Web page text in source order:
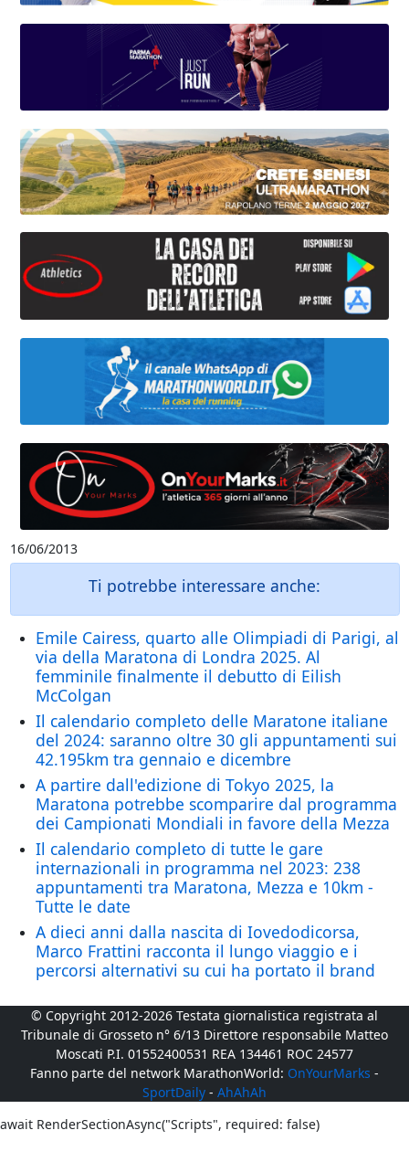
16/06/2013
Ti potrebbe interessare anche:
Emile Cairess, quarto alle Olimpiadi di Parigi, al
via della Maratona di Londra 2025. Al
femminile finalmente il debutto di Eilish
McColgan
Il calendario completo delle Maratone italiane
del 2024: saranno oltre 30 gli appuntamenti sui
42.195km tra gennaio e dicembre
A partire dall'edizione di Tokyo 2025, la
Maratona potrebbe scomparire dal programma
dei Campionati Mondiali in favore della Mezza
Il calendario completo di tutte le gare
internazionali in programma nel 2023: 238
appuntamenti tra Maratona, Mezza e 10km -
Tutte le date
A dieci anni dalla nascita di Iovedodicorsa,
Marco Frattini racconta il lungo viaggio e i
percorsi alternativi su cui ha portato il brand
© Copyright 2012-2026 Testata giornalistica registrata al
Tribunale di Grosseto n° 6/13 Direttore responsabile Matteo
Moscati P.I. 01552400531 REA 134461 ROC 24577
Fanno parte del network MarathonWorld: OnYourMarks -
SportDaily - AhAhAh
await RenderSectionAsync("Scripts", required: false)